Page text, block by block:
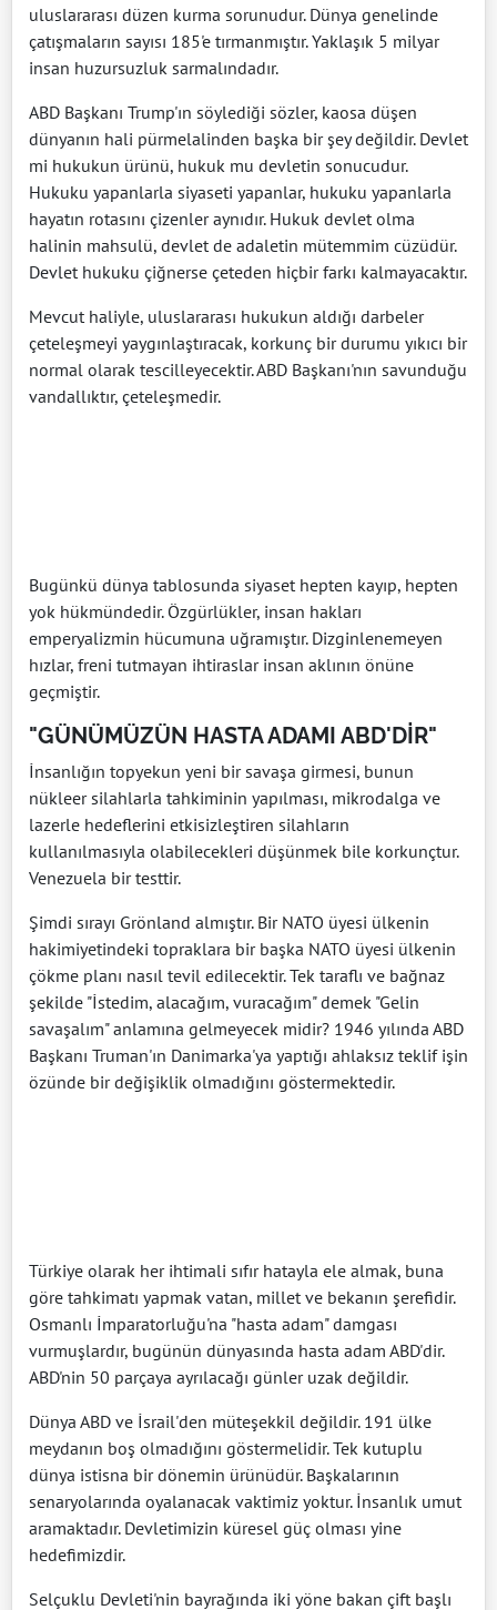
uluslararası düzen kurma sorunudur. Dünya genelinde
çatışmaların sayısı 185'e tırmanmıştır. Yaklaşık 5 milyar
insan huzursuzluk sarmalındadır.
ABD Başkanı Trump'ın söylediği sözler, kaosa düşen
dünyanın hali pürmelalinden başka bir şey değildir. Devlet
mi hukukun ürünü, hukuk mu devletin sonucudur.
Hukuku yapanlarla siyaseti yapanlar, hukuku yapanlarla
hayatın rotasını çizenler aynıdır. Hukuk devlet olma
halinin mahsulü, devlet de adaletin mütemmim cüzüdür.
Devlet hukuku çiğnerse çeteden hiçbir farkı kalmayacaktır.
Mevcut haliyle, uluslararası hukukun aldığı darbeler
çeteleşmeyi yaygınlaştıracak, korkunç bir durumu yıkıcı bir
normal olarak tescilleyecektir. ABD Başkanı'nın savunduğu
vandallıktır, çeteleşmedir.
Bugünkü dünya tablosunda siyaset hepten kayıp, hepten
yok hükmündedir. Özgürlükler, insan hakları
emperyalizmin hücumuna uğramıştır. Dizginlenemeyen
hızlar, freni tutmayan ihtiraslar insan aklının önüne
geçmiştir.
"GÜNÜMÜZÜN HASTA ADAMI ABD'DİR"
İnsanlığın topyekun yeni bir savaşa girmesi, bunun
nükleer silahlarla tahkiminin yapılması, mikrodalga ve
lazerle hedeflerini etkisizleştiren silahların
kullanılmasıyla olabilecekleri düşünmek bile korkunçtur.
Venezuela bir testtir.
Şimdi sırayı Grönland almıştır. Bir NATO üyesi ülkenin
hakimiyetindeki topraklara bir başka NATO üyesi ülkenin
çökme planı nasıl tevil edilecektir. Tek taraflı ve bağnaz
şekilde "İstedim, alacağım, vuracağım" demek "Gelin
savaşalım" anlamına gelmeyecek midir? 1946 yılında ABD
Başkanı Truman'ın Danimarka'ya yaptığı ahlaksız teklif işin
özünde bir değişiklik olmadığını göstermektedir.
Türkiye olarak her ihtimali sıfır hatayla ele almak, buna
göre tahkimatı yapmak vatan, millet ve bekanın şerefidir.
Osmanlı İmparatorluğu'na "hasta adam" damgası
vurmuşlardır, bugünün dünyasında hasta adam ABD'dir.
ABD'nin 50 parçaya ayrılacağı günler uzak değildir.
Dünya ABD ve İsrail'den müteşekkil değildir. 191 ülke
meydanın boş olmadığını göstermelidir. Tek kutuplu
dünya istisna bir dönemin ürünüdür. Başkalarının
senaryolarında oyalanacak vaktimiz yoktur. İnsanlık umut
aramaktadır. Devletimizin küresel güç olması yine
hedefimizdir.
Selçuklu Devleti'nin bayrağında iki yöne bakan çift başlı